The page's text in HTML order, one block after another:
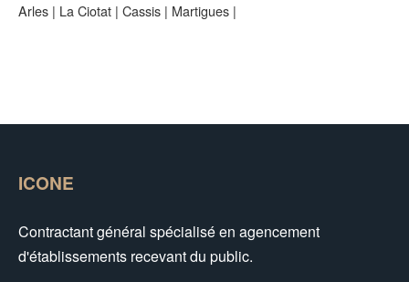
Arles | La Ciotat | Cassis | Martigues |
ICONE
Contractant général spécialisé en agencement
d'établissements recevant du public.